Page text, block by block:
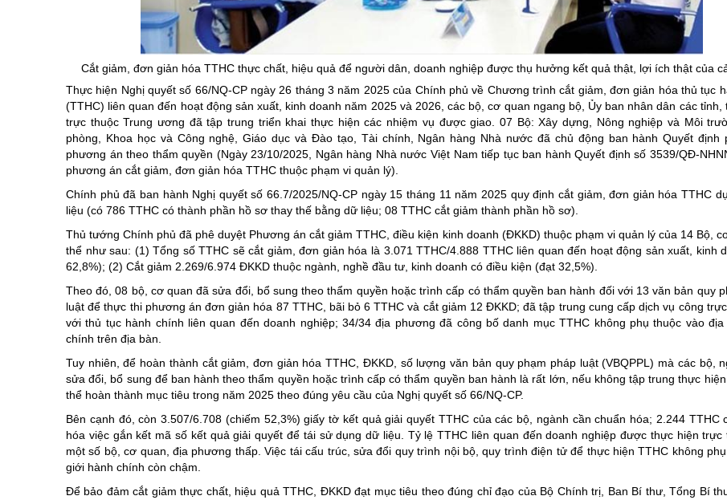
Chuyên đề tổng hợp Giảm nghèo bền vững
Đưa nghị quyết của Đảng vào
Bầu cử đại biểu Quốc hội
Đại hội Đảng các cấp
Gia đình hạnh phúc bền vững
An toàn thông tin
Người Việt Nam ưu tiên dùng
Phóng sự ảnh
Cắt giảm, đơn giản hóa TTHC thực chất, hiệu quả để người dân, doanh nghiệp được thụ hưởng kết quả thật, lợi ích thật của
Thực hiện Nghị quyết số 66/NQ-CP ngày 26 tháng 3 năm 2025 của Chính phủ về Chương trình cắt giảm, đơn giản hóa thủ tục
(TTHC) liên quan đến hoạt động sản xuất, kinh doanh năm 2025 và 2026, các bộ, cơ quan ngang bộ, Ủy ban nhân dân các tỉnh,
trực thuộc Trung ương đã tập trung triển khai thực hiện các nhiệm vụ được giao. 07 Bộ: Xây dựng, Nông nghiệp và Môi
phòng, Khoa học và Công nghệ, Giáo dục và Đào tạo, Tài chính, Ngân hàng Nhà nước đã chủ động ban hành Quyết định
phương án theo thẩm quyền (Ngày 23/10/2025, Ngân hàng Nhà nước Việt Nam tiếp tục ban hành Quyết định số 3539/QĐ-
phương án cắt giảm, đơn giản hóa TTHC thuộc phạm vi quản lý).
Chính phủ đã ban hành Nghị quyết số 66.7/2025/NQ-CP ngày 15 tháng 11 năm 2025 quy định cắt giảm, đơn giản hóa TTHC
liệu (có 786 TTHC có thành phần hồ sơ thay thế bằng dữ liệu; 08 TTHC cắt giảm thành phần hồ sơ).
Thủ tướng Chính phủ đã phê duyệt Phương án cắt giảm TTHC, điều kiện kinh doanh (ĐKKD) thuộc phạm vi quản lý của 14 Bộ,
thể như sau: (1) Tổng số TTHC sẽ cắt giảm, đơn giản hóa là 3.071 TTHC/4.888 TTHC liên quan đến hoạt động sản xuất, kinh
62,8%); (2) Cắt giảm 2.269/6.974 ĐKKD thuộc ngành, nghề đầu tư, kinh doanh có điều kiện (đạt 32,5%).
Theo đó, 08 bộ, cơ quan đã sửa đổi, bổ sung theo thẩm quyền hoặc trình cấp có thẩm quyền ban hành đối với 13 văn bản quy
luật để thực thi phương án đơn giản hóa 87 TTHC, bãi bỏ 6 TTHC và cắt giảm 12 ĐKKD; đã tập trung cung cấp dịch vụ công
với thủ tục hành chính liên quan đến doanh nghiệp; 34/34 địa phương đã công bố danh mục TTHC không phụ thuộc vào địa
chính trên địa bàn.
Tuy nhiên, để hoàn thành cắt giảm, đơn giản hóa TTHC, ĐKKD, số lượng văn bản quy phạm pháp luật (VBQPPL) mà các bộ,
sửa đổi, bổ sung để ban hành theo thẩm quyền hoặc trình cấp có thẩm quyền ban hành là rất lớn, nếu không tập trung thực
thể hoàn thành mục tiêu trong năm 2025 theo đúng yêu cầu của Nghị quyết số 66/NQ-CP.
Bên cạnh đó, còn 3.507/6.708 (chiếm 52,3%) giấy tờ kết quả giải quyết TTHC của các bộ, ngành cần chuẩn hóa; 2.244 TTHC
hóa việc gắn kết mã số kết quả giải quyết để tái sử dụng dữ liệu. Tỷ lệ TTHC liên quan đến doanh nghiệp được thực hiện trực
một số bộ, cơ quan, địa phương thấp. Việc tái cấu trúc, sửa đổi quy trình nội bộ, quy trình điện tử để thực hiện TTHC không
giới hành chính còn chậm.
Để bảo đảm cắt giảm thực chất, hiệu quả TTHC, ĐKKD đạt mục tiêu theo đúng chỉ đạo của Bộ Chính trị, Ban Bí thư, Tổng Bí